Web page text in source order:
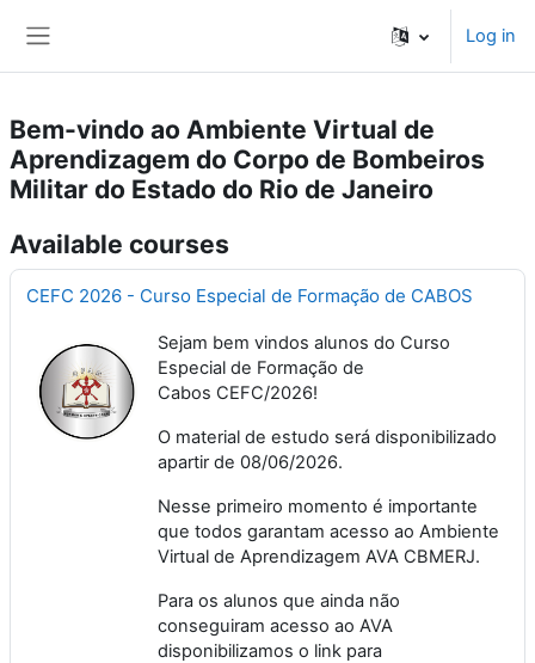
Log in
Bem-vindo ao Ambiente Virtual de
Aprendizagem do Corpo de Bombeiros
Militar do Estado do Rio de Janeiro
Available courses
CEFC 2026 - Curso Especial de Formação de CABOS
Sejam bem vindos alunos do Curso
Especial de Formação de
Cabos CEFC/2026!
O material de estudo será disponibilizado
apartir de 08/06/2026.
Nesse primeiro momento é importante
que todos garantam acesso ao Ambiente
Virtual de Aprendizagem AVA CBMERJ.
Para os alunos que ainda não
conseguiram acesso ao AVA
disponibilizamos o link para